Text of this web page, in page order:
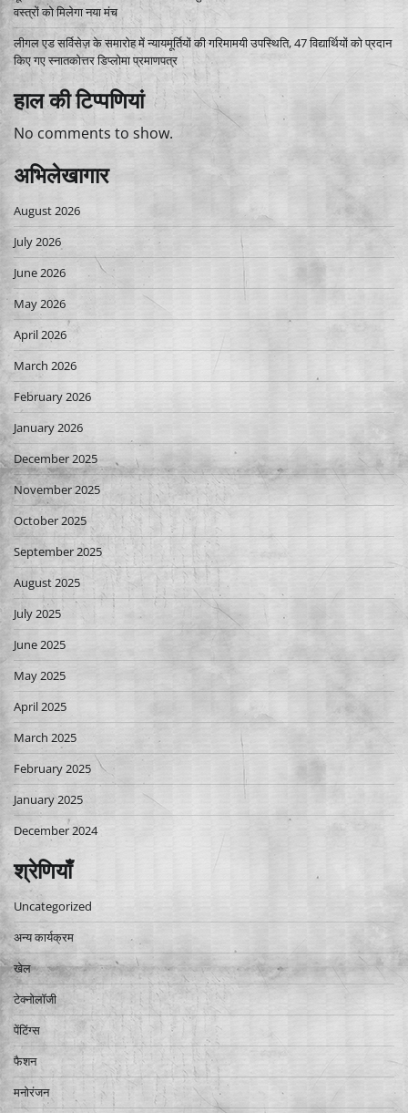
वस्त्रों को मिलेगा नया मंच
लीगल एड सर्विसेज़ के समारोह में न्यायमूर्तियों की गरिमामयी उपस्थिति, 47 विद्यार्थियों को प्रदान
किए गए स्नातकोत्तर डिप्लोमा प्रमाणपत्र
हाल की टिप्पणियां
No comments to show.
अभिलेखागार
August 2026
July 2026
June 2026
May 2026
April 2026
March 2026
February 2026
January 2026
December 2025
November 2025
October 2025
September 2025
August 2025
July 2025
June 2025
May 2025
April 2025
March 2025
February 2025
January 2025
December 2024
श्रेणियाँ
Uncategorized
अन्य कार्यक्रम
खेल
टेक्नोलॉजी
पेंटिंग्स
फैशन
मनोरंजन